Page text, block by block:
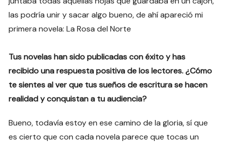
las podría unir y sacar algo bueno, de ahí apareció mi
primera novela: La Rosa del Norte
Tus novelas han sido publicadas con éxito y has
recibido una respuesta positiva de los lectores. ¿Cómo
te sientes al ver que tus sueños de escritura se hacen
realidad y conquistan a tu audiencia?
Bueno, todavía estoy en ese camino de la gloria, sí que
es cierto que con cada novela parece que tocas un